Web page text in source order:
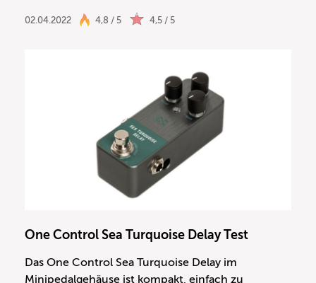
02.04.2022 4,8 / 5 4,5 / 5
One Control Sea Turquoise Delay Test
Das One Control Sea Turquoise Delay im
Minipedalgehäuse ist kompakt, einfach zu